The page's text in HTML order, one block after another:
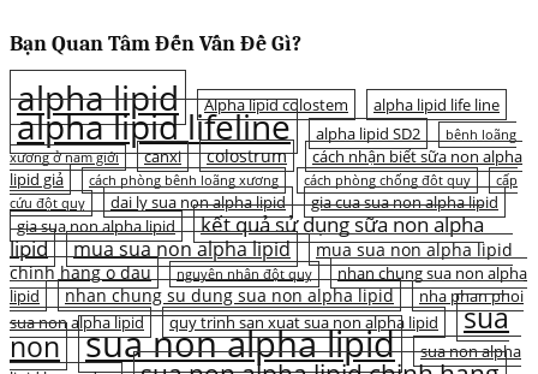
Bạn Quan Tâm Đến Vấn Đề Gì?
alpha lipid Alpha lipid colostem alpha lipid life line
alpha lipid lifeline alpha lipid SD2
bệnh loãng
xương ở nam giới
canxi colostrum
cách nhận biết sữa non alpha
lipid giả
cách phòng bệnh loãng xương cách phòng chống đột quỵ
cấp
cứu đột quỵ
dai ly sua non alpha lipid
gia cua sua non alpha lipid
gia sua non alpha lipid
kết quả sử dụng sữa non alpha
lipid
mua sua non alpha lipid
mua sua non alpha lipid
chinh hang o dau
nguyên nhân đột quỵ
nhan chung sua non alpha
lipid
nhan chung su dung sua non alpha lipid
nha phan phoi
sua non alpha lipid
quy trinh san xuat sua non alpha lipid sua
non sua non alpha lipid
sua non alpha